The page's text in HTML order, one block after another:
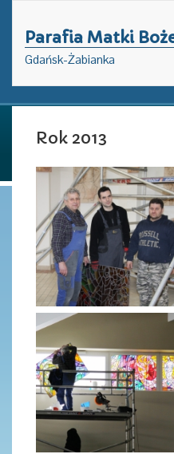
Parafia Matki
Gdańsk-Żabianka
Rok 2013